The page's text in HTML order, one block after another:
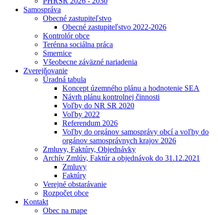
Samospráva
Obecné zastupiteľstvo
Obecné zastupiteľstvo 2022-2026
Kontrolór obce
Terénna sociálna práca
Smernice
Všeobecne záväzné nariadenia
Zverejňovanie
Úradná tabula
Koncept územného plánu a hodnotenie SEA
Návrh plánu kontrolnej činnosti
Voľby do NR SR 2020
Voľby 2022
Referendum 2026
Voľby do orgánov samosprávy obcí a voľby do
orgánov samosprávnych krajov 2026
Zmluvy, Faktúry, Objednávky
Archív Zmlúv, Faktúr a objednávok do 31.12.2021
Zmluvy
Faktúry
Verejné obstarávanie
Rozpočet obce
Kontakt
Obec na mape